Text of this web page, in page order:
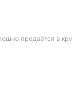
продаётся в